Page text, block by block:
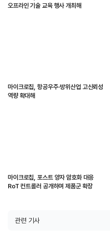
오프라인 기술 교육 행사 개최해
마이크로칩, 항공우주·방위산업 고신뢰성
역량 확대해
마이크로칩, 포스트 양자 암호화 대응
RoT 컨트롤러 공개하며 제품군 확장
관련 기사